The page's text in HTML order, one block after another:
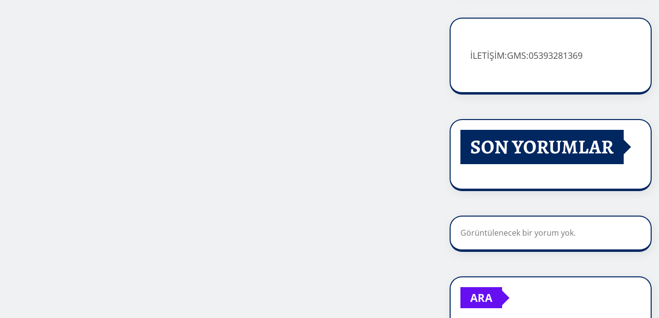
İLETİŞİM:GMS:05393281369
SON YORUMLAR
Görüntülenecek bir yorum yok.
ARA